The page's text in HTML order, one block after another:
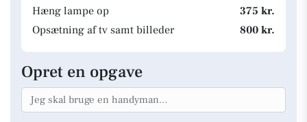
Hæng lampe op
375 kr.
Opsætning af tv samt billeder
800 kr.
Opret en opgave